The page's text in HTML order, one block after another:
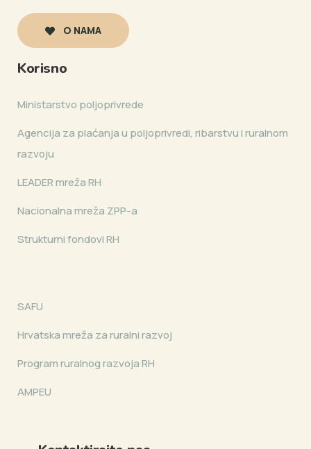
O NAMA
Korisno
Ministarstvo poljoprivrede
Agencija za plaćanja u poljoprivredi, ribarstvu i ruralnom
razvoju
LEADER mreža RH
Nacionalna mreža ZPP-a
Strukturni fondovi RH
SAFU
Hrvatska mreža za ruralni razvoj
Program ruralnog razvoja RH
AMPEU